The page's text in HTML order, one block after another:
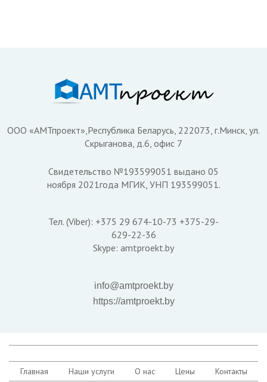
ООО «АМТпроект»,Республика Беларусь, 222073, г.Минск, ул.
Скрыганова, д.6, офис 7
Свидетельство №193599051 выдано 05
ноября 2021года МГИК, УНП 193599051.
Тел. (Viber): +375 29 674-10-73 +375-29-
629-22-36
Skype: amtproekt.by
info@amtproekt.by
https://amtproekt.by
Главная Наши услуги О нас Цены Контакты